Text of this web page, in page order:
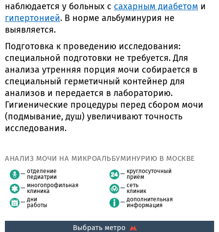
наблюдается у больных с сахарным диабетом и
гипертонией. В норме альбуминурия не
выявляется.
Подготовка к проведению исследования:
специальной подготовки не требуется. Для
анализа утренняя порция мочи собирается в
специальный герметичный контейнер для
анализов и передается в лабораторию.
Гигиенические процедуры перед сбором мочи
(подмывание, душ) увеличивают точность
исследования.
АНАЛИЗ МОЧИ НА МИКРОАЛЬБУМИНУРИЮ В МОСКВЕ
отделение
педиатрии
многопрофильная
клиника
дни
работы
круглосуточный
приём
сеть
клиник
дополнительная
информация
Выбрать метро